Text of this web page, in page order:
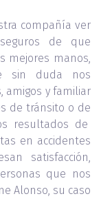
compañía ver
de que
mejores manos,
sin duda nos
amigos y familiar
de tránsito o de
resultados de
en accidentes
satisfacción,
que nos
Alonso, su caso